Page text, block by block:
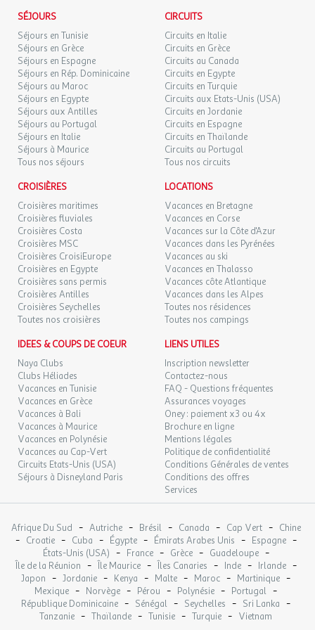
Billard
Prix : Gratuit
Baby-foot
Prix : Gratuit
Trampoline
Dates d'ouverture : Ouvert toute la saison
Prix : Gratuit
Loisirs
Loisir
Emplacement : En dehors de l'établissement
Description : Visite grottes
Loisir
Emplacement : En dehors de l'établissement
Description : Escalade
Prix : Payant
Loisir
Description : Balançoires
Prix : Gratuit
Loisir
Description : Visite joli village de Vogüé
Loisir
Emplacement : En dehors de l'établissement
Description : Visite château médiéval
Prix : Payant
Loisir
Emplacement : En dehors de l'établissement
Description : Peintures
Prix : Payant
Distance : 5km
Emplacement : En dehors de l'établissement
Description : Visite village de Rochecolombe
Prix : Payant
Loisir
Distance : 5km
Emplacement : En dehors de l'établissement
Description : Visite Lanas
l'agence et le voyagiste ne pourraient être considérés comme
responsables en cas de refus d'entrée sur le territoire par les
autorités locales. L'autorisation de sortie du territoire est
nécessaire pour tout mineur voyageant sans l'un de ses parents
titulaires de l'autorité parentale.
Exactitude des identités :
Les voyageurs doivent s'assurer de l'exactitude des identités
(noms de famille, nom de naissance, prénom, date de naissance,
etc.) de chaque participants au voyage.
08
MER.
09
SEPT.
69 €
Retour le
10/09/2026
JEU.
10
SEPT.
69 €
Retour le
11/09/2026
VEN.
11
SEPT.
69 €
Retour le
12
SEPT.
69 €
13/09/2026
DIM.
13
SEPT.
69 €
Retour le
LUN.
14
SEPT.
69 €
Retour le
15/09/2026
MAR.
15
SEPT.
69 €/hébergement
MER.
16
SEPT.
69 €
Retour le
17/09/2026
17
SEPT.
69 €/hébergement
18/09/2026
VEN.
SEPT.
69 €
SAM.
19
SEPT.
69 € /hébergement
Retour le
20/09/2026
DIM.
20
SEPT.
69 € /hébergement
Retour le
21/09/2026
SÉJOURS
Séjours en Tunisie
Séjours en Grèce
Séjours en Espagne
Séjours en Rép. Dominicaine
Séjours au Maroc
Séjours en Egypte
Séjours aux Antilles
Séjours au Portugal
Séjours en Italie
Séjours à Maurice
Tous nos séjours
CIRCUITS
Circuits en Italie
Circuits en Grèce
Circuits au Canada
Circuits en Egypte
Circuits en Turquie
Circuits aux Etats-Unis (USA)
Circuits en Jordanie
Circuits en Espagne
Circuits en Thaïlande
Circuits au Portugal
Tous nos circuits
CROISIÈRES
Croisières maritimes
Croisières fluviales
Croisières Costa
Croisières MSC
Croisières CroisiEurope
Croisières en Egypte
Croisières sans permis
Croisières Antilles
Croisières Seychelles
Toutes nos croisières
LOCATIONS
Vacances en Bretagne
Vacances en Corse
Vacances sur la Côte d'Azur
Vacances dans les Pyrénées
Vacances au ski
Vacances en Thalasso
Vacances côte Atlantique
Vacances dans les Alpes
Toutes nos résidences
Toutes nos campings
IDEES & COUPS DE COEUR
Naya Clubs
Clubs Héliades
Vacances en Tunisie
Vacances en Grèce
Vacances à Bali
Vacances à Maurice
Vacances en Polynésie
Vacances au Cap-Vert
Circuits Etats-Unis (USA)
Séjours à Disneyland Paris
LIENS UTILES
Inscription newsletter
Contactez-nous
FAQ - Questions fréquentes
Assurances voyages
Oney : paiement x3 ou 4x
Brochure en ligne
Mentions légales
Politique de confidentialité
Conditions Générales de ventes
Conditions des offres
Services
Afrique Du Sud - Autriche - Brésil - Canada - Cap Vert - Chine
- Croatie - Cuba - Égypte - Émirats Arabes Unis - Espagne -
États-Unis (USA) - France - Grèce - Guadeloupe -
Île de la Réunion - Île Maurice - Îles Canaries - Inde - Irlande -
Japon - Jordanie - Kenya - Malte - Maroc - Martinique -
Mexique - Norvège - Pérou - Polynésie - Portugal -
République Dominicaine - Sénégal - Seychelles - Sri Lanka -
Tanzanie - Thaïlande - Tunisie - Turquie - Vietnam